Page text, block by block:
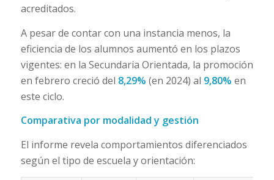
acreditados.
A pesar de contar con una instancia menos, la
eficiencia de los alumnos aumentó en los plazos
vigentes: en la Secundaria Orientada, la promoción
en febrero creció del 8,29% (en 2024) al 9,80% en
este ciclo.
Comparativa por modalidad y gestión
El informe revela comportamientos diferenciados
según el tipo de escuela y orientación: